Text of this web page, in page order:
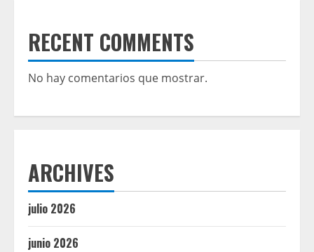
RECENT COMMENTS
No hay comentarios que mostrar.
ARCHIVES
julio 2026
junio 2026